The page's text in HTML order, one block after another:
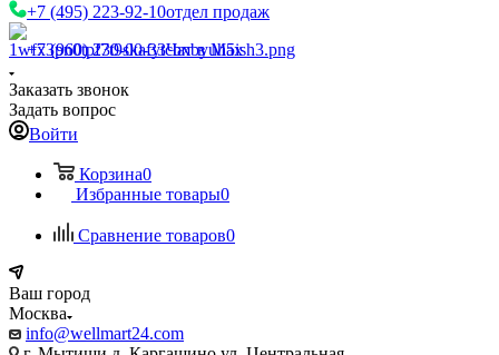
+7 (495) 223-92-10отдел продаж
+7 (960) 230-00-33Чат в Max
Заказать звонок
Задать вопрос
Войти
Корзина0
Избранные товары0
Сравнение товаров0
Ваш город
Москва
info@wellmart24.com